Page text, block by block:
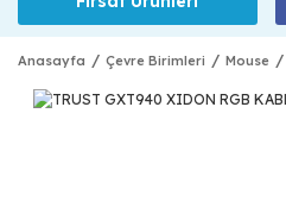
Anasayfa Çevre Birimleri Mouse